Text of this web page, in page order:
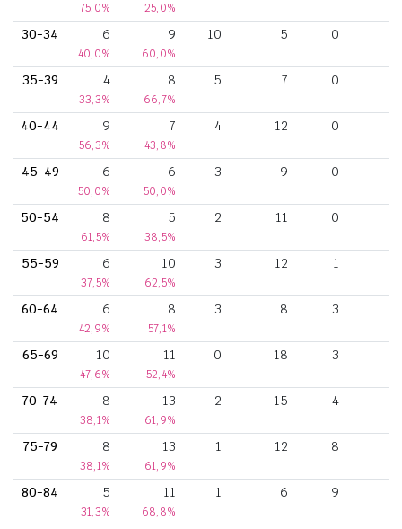
75,0% 25,0%
30-34 6
40,0%
9
60,0%
10 5 0
35-39 4
33,3%
8
66,7%
5 7 0
40-44 9
56,3%
7
43,8%
4 12 0
45-49 6
50,0%
6
50,0%
3 9 0
50-54 8
61,5%
5
38,5%
2 11 0
55-59 6
37,5%
10
62,5%
3 12 1
60-64 6
42,9%
8
57,1%
3 8 3
65-69 10
47,6%
11
52,4%
0 18 3
70-74 8
38,1%
13
61,9%
2 15 4
75-79 8
38,1%
13
61,9%
1 12 8
80-84 5
31,3%
11
68,8%
1 6 9